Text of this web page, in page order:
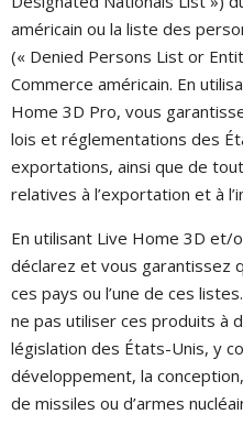
américain ou la liste des
(« Denied Persons List or
Commerce américain. En
Home 3D Pro, vous
lois et réglementations des
exportations, ainsi que de
relatives à l’exportation et à
En utilisant Live Home 3D et/
déclarez et vous garantissez
ces pays ou l’une de ces
ne pas utiliser ces produits à
législation des États-Unis, y
développement, la
de missiles ou d’armes